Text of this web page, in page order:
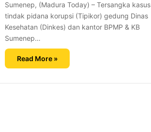
Sumenep, (Madura Today) – Tersangka kasus
tindak pidana korupsi (Tipikor) gedung Dinas
Kesehatan (Dinkes) dan kantor BPMP & KB
Sumenep…
Read More »